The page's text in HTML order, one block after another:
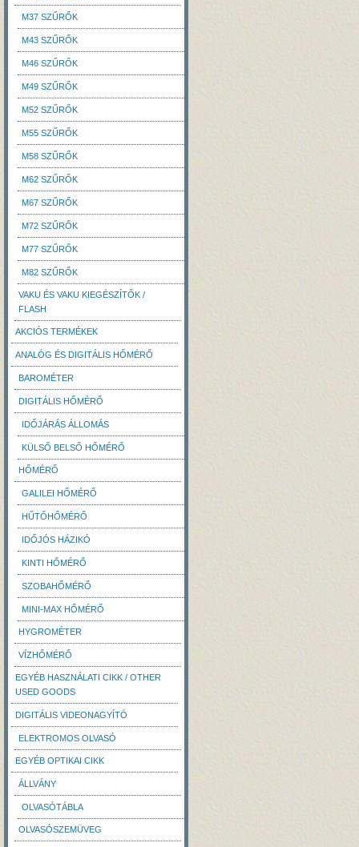
M37 SZŰRŐK
M43 SZŰRŐK
M46 SZŰRŐK
M49 SZŰRŐK
M52 SZŰRŐK
M55 SZŰRŐK
M58 SZŰRŐK
M62 SZŰRŐK
M67 SZŰRŐK
M72 SZŰRŐK
M77 SZŰRŐK
M82 SZŰRŐK
VAKU ÉS VAKU KIEGÉSZÍTŐK /
FLASH
AKCIÓS TERMÉKEK
ANALÓG ÉS DIGITÁLIS HŐMÉRŐ
BAROMÉTER
DIGITÁLIS HŐMÉRŐ
IDŐJÁRÁS ÁLLOMÁS
KÜLSŐ BELSŐ HŐMÉRŐ
HŐMÉRŐ
GALILEI HŐMÉRŐ
HŰTŐHŐMÉRŐ
IDŐJÓS HÁZIKÓ
KINTI HŐMÉRŐ
SZOBAHŐMÉRŐ
MINI-MAX HŐMÉRŐ
HYGROMÉTER
VÍZHŐMÉRŐ
EGYÉB HASZNÁLATI CIKK / OTHER
USED GOODS
DIGITÁLIS VIDEONAGYÍTÓ
ELEKTROMOS OLVASÓ
EGYÉB OPTIKAI CIKK
ÁLLVÁNY
OLVASÓTÁBLA
OLVASÓSZEMÜVEG